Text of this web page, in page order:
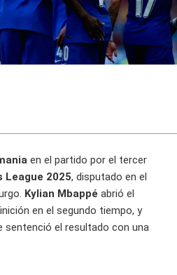
en el partido por el tercer
League 2025, disputado en el
Kylian Mbappé abrió el
en el segundo tiempo, y
sentenció el resultado con una